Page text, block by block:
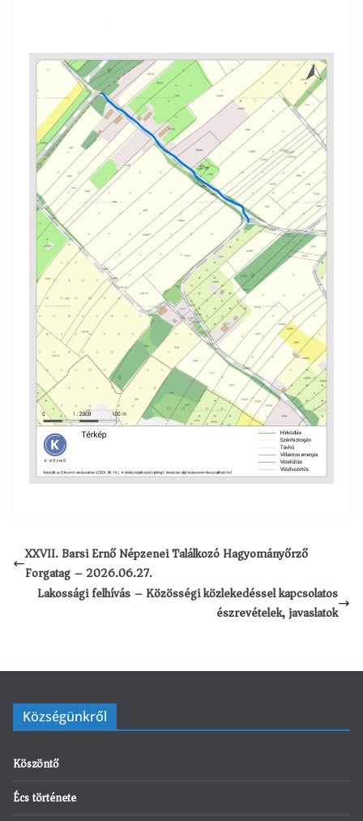
XXVII. Barsi Ernő Népzenei Találkozó Hagyományőrző
Forgatag – 2026.06.27.
Lakossági felhívás – Közösségi közlekedéssel kapcsolatos
észrevételek, javaslatok
Községünkről
Köszöntő
Écs története